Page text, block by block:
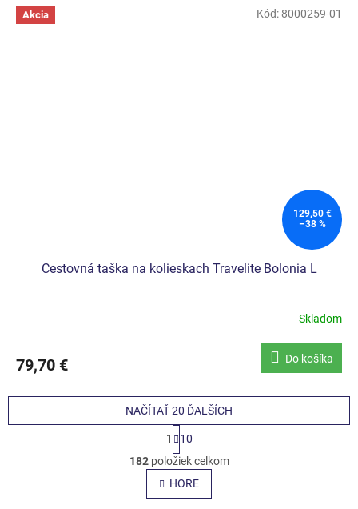
Akcia
129,50 €
–38 %
Cestovná taška na kolieskach Travelite Bolonia L
Skladom
79,70 € Do košíka
Kód: 8000259-01
O
v
l
á
NAČÍTAŤ 20 ĎALŠÍCH
S
t
r
á
n
k
1
10
182položiek celkom
HORE